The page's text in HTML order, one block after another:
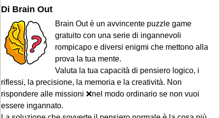
Di Brain Out
Brain Out è un avvincente puzzle game
gratuito con una serie di ingannevoli
rompicapo e diversi enigmi che mettono alla
prova la tua mente.
Valuta la tua capacità di pensiero logico, i
riflessi, la precisione, la memoria e la creatività. Non
rispondere alle missioni ❌nel modo ordinario se non vuoi
essere ingannato.